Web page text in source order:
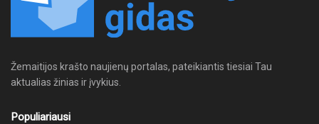
Žemaitijos krašto naujienų portalas, pateikiantis tiesiai Tau
aktualias žinias ir įvykius.
Populiariausi